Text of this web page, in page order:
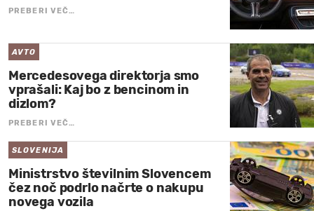
PREBERI VEČ…
AVTO
Mercedesovega direktorja smo
vprašali: Kaj bo z bencinom in
dizlom?
PREBERI VEČ…
SLOVENIJA
Ministrstvo številnim Slovencem
čez noč podrlo načrte o nakupu
novega vozila